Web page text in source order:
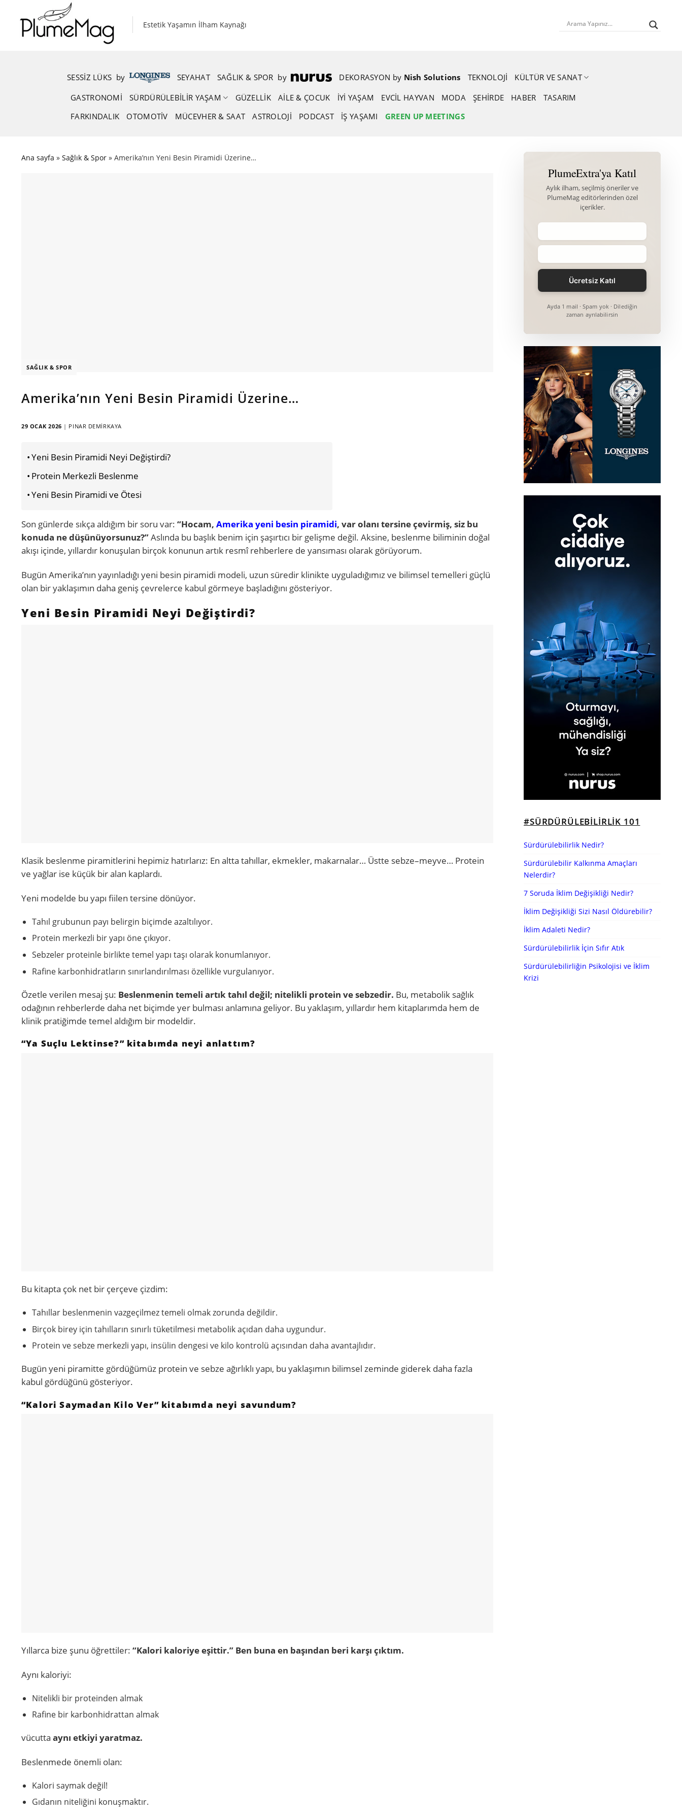
content
Estetik Yaşamın İlham Kaynağı
SESSIZ LÜKS by SEYAHAT SAĞLIK & SPOR by DEKORASYON by Nish Solutions TEKNOLOJI
KÜLTÜR VE SANAT
GASTRONOMI
SÜRDÜRÜLEBILIR YAŞAM GÜZELLIK AİLE & ÇOCUK İYİ YAŞAM EVCIL HAYVAN MODA ŞEHIRDE HABER
TASARIM
FARKINDALIK
OTOMOTIV MÜCEVHER & SAAT ASTROLOJI PODCAST İŞ YAŞAMI GREEN UP MEETINGS
Ana sayfa » Sağlık & Spor » Amerika’nın Yeni Besin Piramidi Üzerine…
SAĞLIK & SPOR
Amerika’nın Yeni Besin Piramidi Üzerine…
29 OCAK 2026 | PINAR DEMIRKAYA
Yeni Besin Piramidi Neyi Değiştirdi?
Protein Merkezli Beslenme
Yeni Besin Piramidi ve Ötesi
Son günlerde sıkça aldığım bir soru var: “Hocam, Amerika yeni besin piramidi, var olanı tersine çevirmiş, siz bu
konuda ne düşünüyorsunuz?”Aslında bu başlık benim için şaşırtıcı bir gelişme değil. Aksine, beslenme biliminin doğal
akışı içinde, yıllardır konuşulan birçok konunun artık resmî rehberlere de yansıması olarak görüyorum.
Bugün Amerika’nın yayınladığı yeni besin piramidi modeli, uzun süredir klinikte uyguladığımız ve bilimsel temelleri güçlü
olan bir yaklaşımın daha geniş çevrelerce kabul görmeye başladığını gösteriyor.
Yeni Besin Piramidi Neyi Değiştirdi?
Klasik beslenme piramitlerini hepimiz hatırlarız: En altta tahıllar, ekmekler, makarnalar… Üstte sebze–meyve… Protein
ve yağlar ise küçük bir alan kaplardı.
Yeni modelde bu yapı fiilen tersine dönüyor.
Tahıl grubunun payı belirgin biçimde azaltılıyor.
Protein merkezli bir yapı öne çıkıyor.
Sebzeler proteinle birlikte temel yapı taşı olarak konumlanıyor.
Rafine karbonhidratların sınırlandırılması özellikle vurgulanıyor.
Özetle verilen mesaj şu: Beslenmenin temeli artık tahıl değil; nitelikli protein ve sebzedir. Bu, metabolik sağlık
odağının rehberlerde daha net biçimde yer bulması anlamına geliyor. Bu yaklaşım, yıllardır hem kitaplarımda hem de
klinik pratiğimde temel aldığım bir modeldir.
“Ya Suçlu Lektinse?” kitabımda neyi anlattım?
Bu kitapta çok net bir çerçeve çizdim:
Tahıllar beslenmenin vazgeçilmez temeli olmak zorunda değildir.
Birçok birey için tahılların sınırlı tüketilmesi metabolik açıdan daha uygundur.
Protein ve sebze merkezli yapı, insülin dengesi ve kilo kontrolü açısından daha avantajlıdır.
Bugün yeni piramitte gördüğümüz protein ve sebze ağırlıklı yapı, bu yaklaşımın bilimsel zeminde giderek daha fazla
kabul gördüğünü gösteriyor.
“Kalori Saymadan Kilo Ver” kitabımda neyi savundum?
Yıllarca bize şunu öğrettiler: “Kalori kaloriye eşittir.” Ben buna en başından beri karşı çıktım.
Aynı kaloriyi:
Nitelikli bir proteinden almak
Rafine bir karbonhidrattan almak
vücutta aynı etkiyi yaratmaz.
Beslenmede önemli olan:
Kalori saymak değil!
Gıdanın niteliğini konuşmaktır.
PlumeExtra'ya Katıl
Aylık ilham, seçilmiş öneriler ve
PlumeMag editörlerinden özel
içerikler.
Ayda 1 mail · Spam yok · Dilediğin
zaman ayrılabilirsin
#SÜRDÜRÜLEBILIRLIK 101
Sürdürülebilirlik Nedir?
Sürdürülebilir Kalkınma Amaçları
Nelerdir?
7 Soruda İklim Değişikliği Nedir?
İklim Değişikliği Sizi Nasıl Öldürebilir?
İklim Adaleti Nedir?
Sürdürülebilirlik İçin Sıfır Atık
Sürdürülebilirliğin Psikolojisi ve İklim
Krizi